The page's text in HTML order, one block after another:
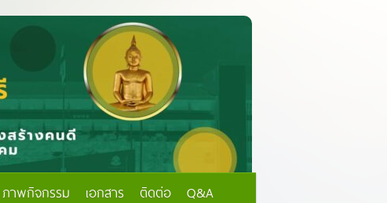
ภาพกิจกรรม เอกสาร ติดต่อ Q&A